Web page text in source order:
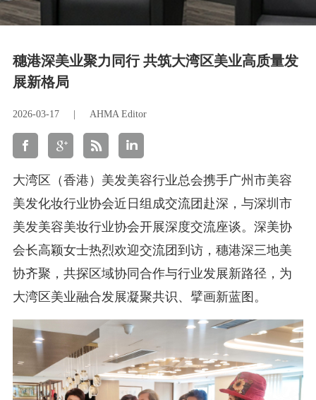
穗港深美业聚力同行 共筑大湾区美业高质量发
展新格局
2026-03-17 AHMA Editor
大湾区（香港）美发美容行业总会携手广州市美容
美发化妆行业协会近日组成交流团赴深，与深圳市
美发美容美妆行业协会开展深度交流座谈。深美协
会长高颖女士热烈欢迎交流团到访，穗港深三地美
协齐聚，共探区域协同合作与行业发展新路径，为
大湾区美业融合发展凝聚共识、擘画新蓝图。